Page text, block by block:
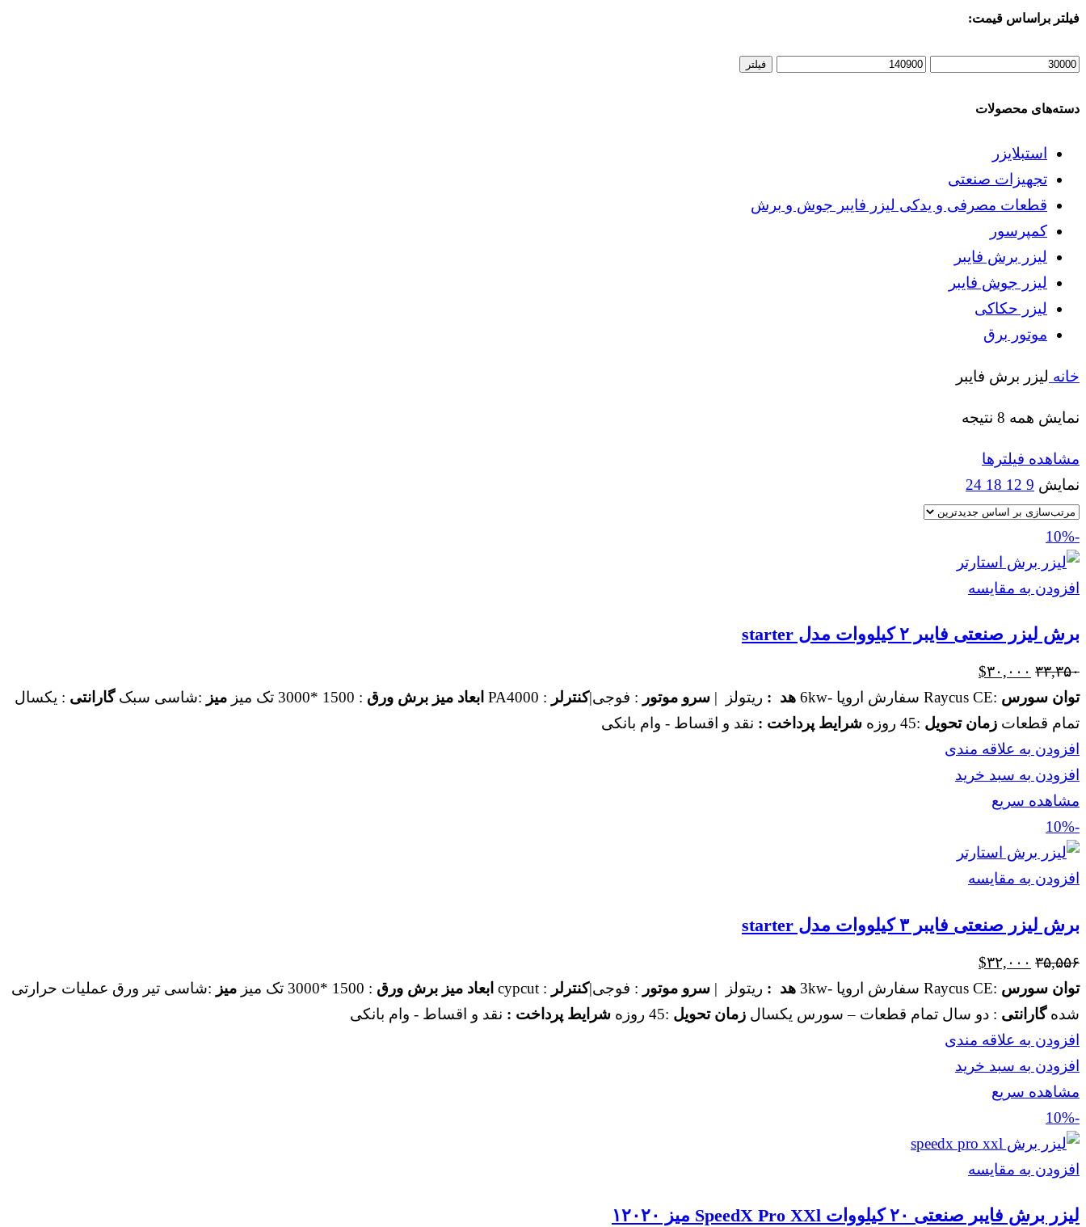
فیلتر براساس قیمت:
حداقل
حداکثر
فیلتر
دسته‌های محصولات
استبلایزر
تجهیزات صنعتی
قطعات مصرفی و یدکی لیزر فایبر جوش و برش
کمپرسور
لیزر برش فایبر
لیزر جوش فایبر
لیزر حکاکی
موتور برق
خانه لیزر برش فایبر
نمایش همه 8 نتیجه
مشاهده فیلترها
نمایش 9
12
18
24
-10%
افزودن به مقایسه
برش لیزر صنعتی فایبر ۲ کیلووات مدل starter
۳۳,۳۵۰ قیمت
اصلی
$۳۳,۳۵۰
بود.
$۳۰,۰۰۰ قیمت
فعلی
$۳۰,۰۰۰
است.
توان سورس :Raycus CE سفارش اروپا -6kw هد : ریتولز | سرو موتور : فوجی|کنترلر : PA4000 ابعاد میز برش ورق : 1500 *3000 تک میز میز :شاسی سبکگارانتی : یکسال
تمام قطعات زمان تحویل :45 روزه شرایط پرداخت : نقد و اقساط - وام بانکی
افزودن به علاقه مندی
افزودن به سبد خرید
مشاهده سریع
-10%
افزودن به مقایسه
برش لیزر صنعتی فایبر ۳ کیلووات مدل starter
۳۵,۵۵۶ قیمت
اصلی
$۳۵,۵۵۶
بود.
$۳۲,۰۰۰ قیمت
فعلی
$۳۲,۰۰۰
است.
توان سورس :Raycus CE سفارش اروپا -3kw هد : ریتولز | سرو موتور : فوجی|کنترلر : cypcut ابعاد میز برش ورق : 1500 *3000 تک میز میز :شاسی تیر ورق عملیات حرارتی
شدهگارانتی : دو سال تمام قطعات – سورس یکسال زمان تحویل :45 روزه شرایط پرداخت : نقد و اقساط - وام بانکی
افزودن به علاقه مندی
افزودن به سبد خرید
مشاهده سریع
-10%
افزودن به مقایسه
لیزر برش فایبر صنعتی ۲۰ کیلووات SpeedX Pro XXl میز ۱۲۰۲۰